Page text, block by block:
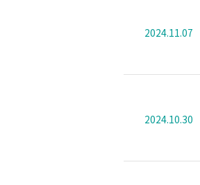
2024.11.07
2024.10.30